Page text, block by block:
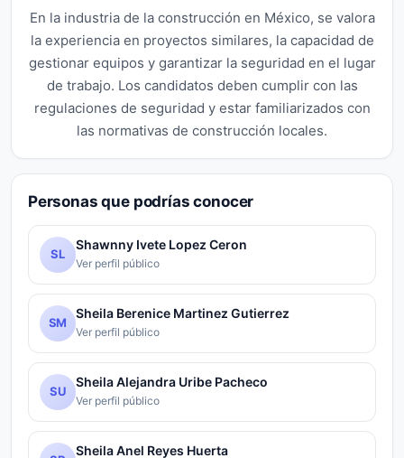
En la industria de la construcción en México, se valora
la experiencia en proyectos similares, la capacidad de
gestionar equipos y garantizar la seguridad en el lugar
de trabajo. Los candidatos deben cumplir con las
regulaciones de seguridad y estar familiarizados con
las normativas de construcción locales.
Personas que podrías conocer
SL
Shawnny Ivete Lopez Ceron
Ver perfil público
SM
Sheila Berenice Martinez Gutierrez
Ver perfil público
SU
Sheila Alejandra Uribe Pacheco
Ver perfil público
Sheila Anel Reyes Huerta